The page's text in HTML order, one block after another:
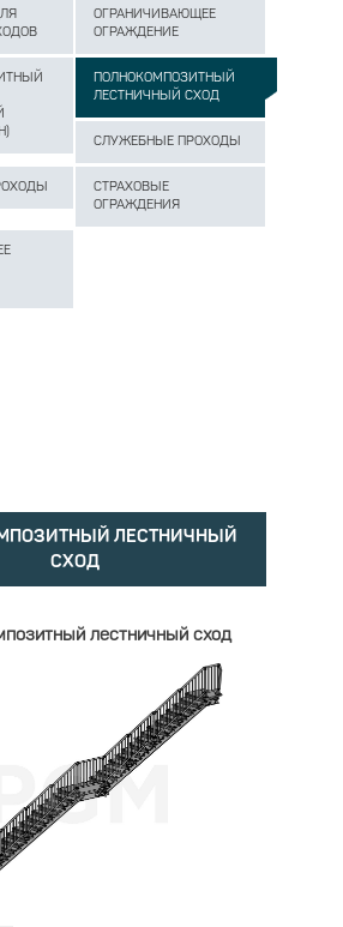
ОГРАНИЧИВАЮЩЕЕ
ОГРАЖДЕНИЕ
ПОЛНОКОМПОЗИТНЫЙ
ЛЕСТНИЧНЫЙ СХОД
СЛУЖЕБНЫЕ ПРОХОДЫ
СТРАХОВЫЕ
ОГРАЖДЕНИЯ
ЛЕСТНИЧНЫЙ
СХОД
лестничный сход